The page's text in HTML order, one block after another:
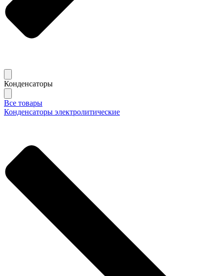
Конденсаторы
Все товары
Конденсаторы электролитические